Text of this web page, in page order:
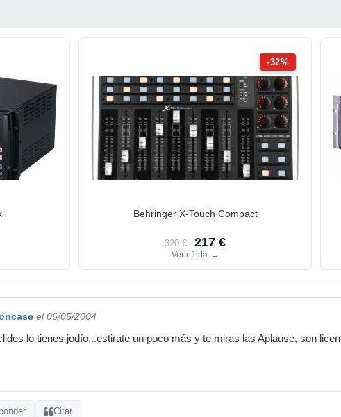
-32%
Behringer X-Touch Compact
320 € 217 €
Ver oferta →
el 06/05/2004
lo tienes jodío...estirate un poco más y te miras las Aplause, son
Citar